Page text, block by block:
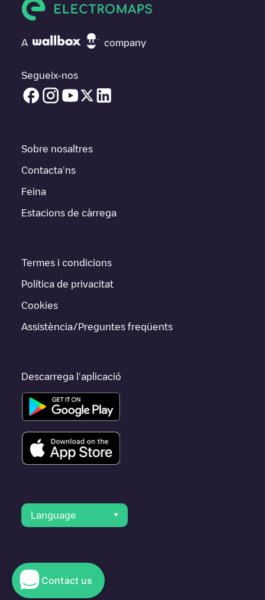
A company
Segueix-nos
Sobre nosaltres
Contacta'ns
Feina
Estacions de càrrega
Termes i condicions
Política de privacitat
Cookies
Assistència/Preguntes freqüents
Descarrega l'aplicació
Language
© 2023 Electromaps
Contact us